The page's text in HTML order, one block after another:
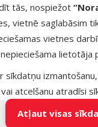
tās, nospiežot
vietnē saglabāsim
vietnes
lietotāja
sīkdatņu
atcelšanu atradīsi
Atļaut visas
Parametri
Jūraszāles,